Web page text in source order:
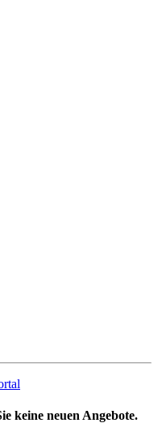
keine neuen Angebote.